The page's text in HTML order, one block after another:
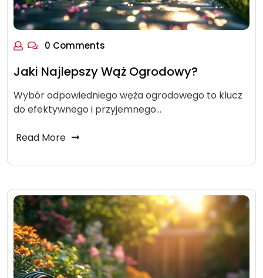
0 Comments
Jaki Najlepszy Wąż Ogrodowy?
Wybór odpowiedniego węża ogrodowego to klucz
do efektywnego i przyjemnego…
Read More